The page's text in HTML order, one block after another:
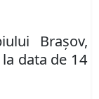
Braşov,
data de 14